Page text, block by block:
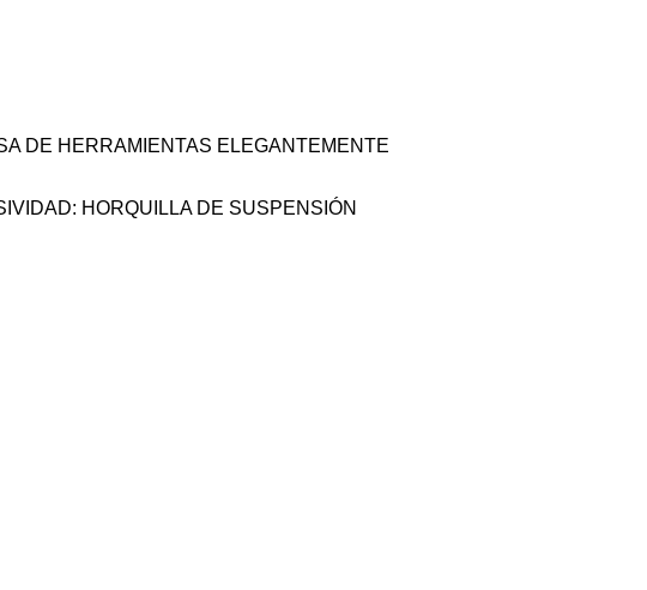
DE HERRAMIENTAS ELEGANTEMENTE
HORQUILLA DE SUSPENSIÓN